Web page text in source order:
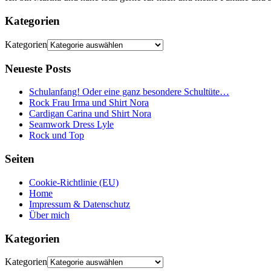
Kategorien
Kategorien
Neueste Posts
Schulanfang! Oder eine ganz besondere Schultüte…
Rock Frau Irma und Shirt Nora
Cardigan Carina und Shirt Nora
Seamwork Dress Lyle
Rock und Top
Seiten
Cookie-Richtlinie (EU)
Home
Impressum & Datenschutz
Über mich
Kategorien
Kategorien